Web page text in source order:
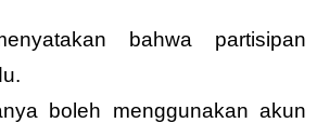
bahwa partisipan
boleh menggunakan akun